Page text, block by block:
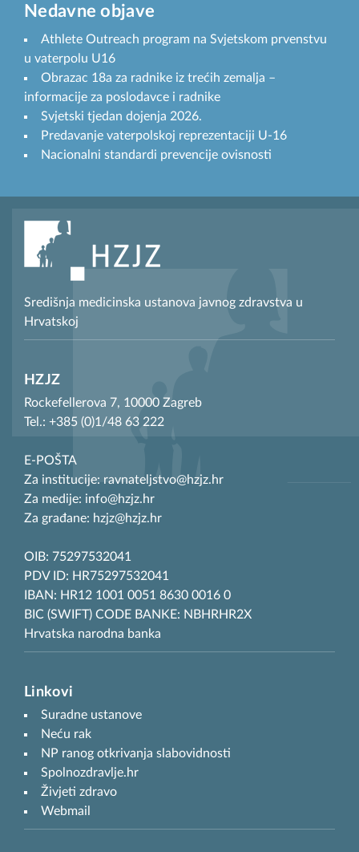
Nedavne objave
Athlete Outreach program na Svjetskom prvenstvu
u vaterpolu U16
Obrazac 18a za radnike iz trećih zemalja –
informacije za poslodavce i radnike
Svjetski tjedan dojenja 2026.
Predavanje vaterpolskoj reprezentaciji U-16
Nacionalni standardi prevencije ovisnosti
Središnja medicinska ustanova javnog zdravstva u
Hrvatskoj
HZJZ
Rockefellerova 7, 10000 Zagreb
Tel.: +385 (0)1/48 63 222
E-POŠTA
Za institucije: ravnateljstvo@hzjz.hr
Za medije: info@hzjz.hr
Za građane: hzjz@hzjz.hr
OIB: 75297532041
PDV ID: HR75297532041
IBAN: HR12 1001 0051 8630 0016 0
BIC (SWIFT) CODE BANKE: NBHRHR2X
Hrvatska narodna banka
Linkovi
Suradne ustanove
Neću rak
NP ranog otkrivanja slabovidnosti
Spolnozdravlje.hr
Živjeti zdravo
Webmail